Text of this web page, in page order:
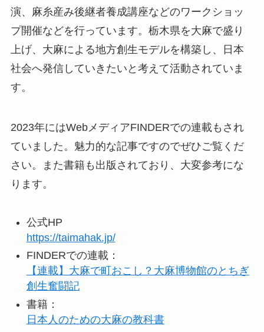
演、麻糸産み後継者養成講座などのワークショッ
プ開催などを行っています。栃木県を大麻で盛り
上げ、大麻による地方創生モデルを構築し、日本
社会へ発信していきたいと考えて活動されていま
す。
2023年にはWebメディアFINDERでの連載もされ
ていました。魅力的な記事ですのでぜひご覧くだ
さい。また書籍も出版されており、大変参考にな
ります。
公式HP
https://taimahak.jp/
FINDERでの連載：
【連載】大麻で町おこし？大麻博物館のとちぎ
創生奮闘記
書籍：
日本人のための大麻の教科書